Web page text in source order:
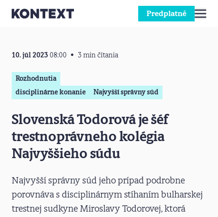
Predplatné
10. júl 2023 08:00 3 min čítania
Rozhodnutia
disciplinárne konanie
Najvyšší správny súd
Slovenská Todorová je šéf
trestnoprávneho kolégia
Najvyššieho súdu
Najvyšší správny súd jeho prípad podrobne
porovnáva s disciplinárnym stíhaním bulharskej
trestnej sudkyne Miroslavy Todorovej, ktorá